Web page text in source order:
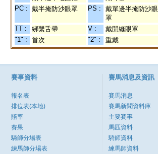
PC : 戴半掩防沙眼罩 PS :
戴單邊半掩防沙眼
罩
TT : 綁繫舌帶 V : 戴開縫眼罩
"1" :
首次 "2" : 重戴
賽事資料
報名表
排位表(本地)
賠率
賽果
騎師分場表
練馬師分場表
賽馬消息及資訊
賽馬消息
賽馬新聞資料庫
主要賽事
馬匹資料
騎師資料
練馬師資料